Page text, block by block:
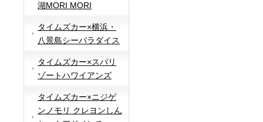
湖MORI MORI
タイムズカー×横浜・
八景島シーパラダイス
タイムズカー×スパリ
ゾートハワイアンズ
タイムズカー×ニジゲ
ンノモリ クレヨンしん